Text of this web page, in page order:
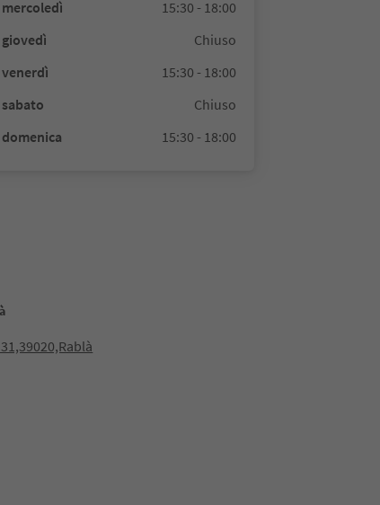
mercoledì
15:30 - 18:00
giovedì
Chiuso
venerdì
15:30 - 18:00
sabato
Chiuso
domenica
15:30 - 18:00